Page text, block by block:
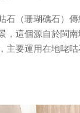
石（珊瑚礁石）
，這個源自於閩
主要運用在地咾
地方特色的民宅建